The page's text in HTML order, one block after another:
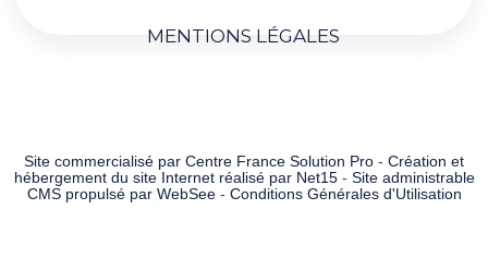
MENTIONS LÉGALES
Site commercialisé par Centre France Solution Pro - Création et
hébergement du site Internet réalisé par Net15- Site administrable
CMS propulsé par WebSee- Conditions Générales d'Utilisation